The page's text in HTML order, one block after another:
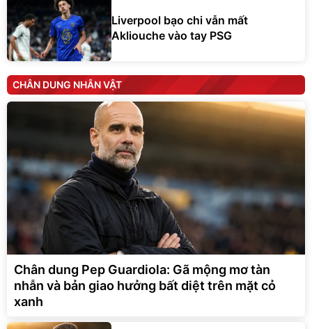
Liverpool bạo chi vẫn mất
Akliouche vào tay PSG
CHÂN DUNG NHÂN VẬT
Chân dung Pep Guardiola: Gã mộng mơ tàn
nhẫn và bản giao hưởng bất diệt trên mặt cỏ
xanh